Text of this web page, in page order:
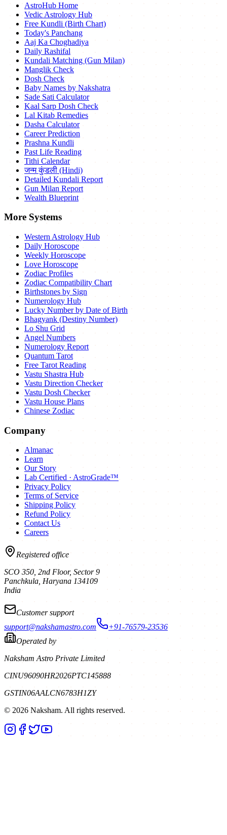
AstroHub Home
Vedic Astrology Hub
Free Kundli (Birth Chart)
Today's Panchang
Aaj Ka Choghadiya
Daily Rashifal
Kundali Matching (Gun Milan)
Manglik Check
Dosh Check
Baby Names by Nakshatra
Sade Sati Calculator
Kaal Sarp Dosh Check
Lal Kitab Remedies
Dasha Calculator
Career Prediction
Prashna Kundli
Past Life Reading
Tithi Calendar
जन्म कुंडली (Hindi)
Detailed Kundali Report
Gun Milan Report
Wealth Blueprint
More Systems
Western Astrology Hub
Daily Horoscope
Weekly Horoscope
Love Horoscope
Zodiac Profiles
Zodiac Compatibility Chart
Birthstones by Sign
Numerology Hub
Lucky Number by Date of Birth
Bhagyank (Destiny Number)
Lo Shu Grid
Angel Numbers
Numerology Report
Quantum Tarot
Free Tarot Reading
Vastu Shastra Hub
Vastu Direction Checker
Vastu Dosh Checker
Vastu House Plans
Chinese Zodiac
Company
Almanac
Learn
Our Story
Lab Certified · AstroGrade™
Privacy Policy
Terms of Service
Shipping Policy
Refund Policy
Contact Us
Careers
Registered office
SCO 350, 2nd Floor, Sector 9
Panchkula Haryana 134109
India
Customer support
support@nakshamastro.com
+91-76579-23536
Operated by
Naksham Astro Private Limited
CINU96090HR2026PTC145888
GSTIN06AALCN6783H1ZY
© 2026 Naksham. All rights reserved.